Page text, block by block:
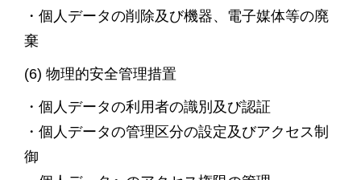
・個人データの削除及び機器、電子媒体等の廃
棄
(6) 物理的安全管理措置
・個人データの利用者の識別及び認証
・個人データの管理区分の設定及びアクセス制
御